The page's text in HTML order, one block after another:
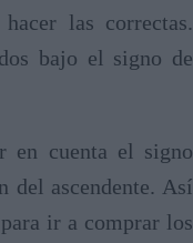
las correctas.
bajo el signo de
en cuenta el signo
del ascendente. Así
ir a comprar los